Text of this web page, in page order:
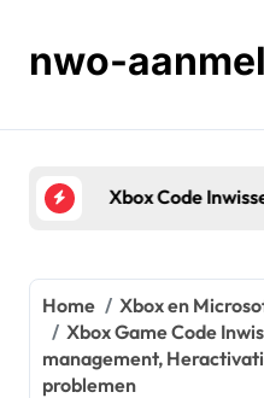
contentnwo-
Xbox Code
Home
Xbox en
Xbox Game Code
management,
problemen